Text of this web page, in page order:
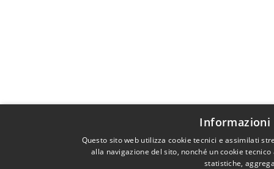
Informazioni
Questo sito web utilizza cookie tecnici e assimilati
alla navigazione del sito, nonché un cookie
statistiche,